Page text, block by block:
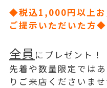
◆税込1,000円以上お
ご提示いただいた方◆
全員 にプレゼント！
先着や数量限定では
りご来店くださいませ